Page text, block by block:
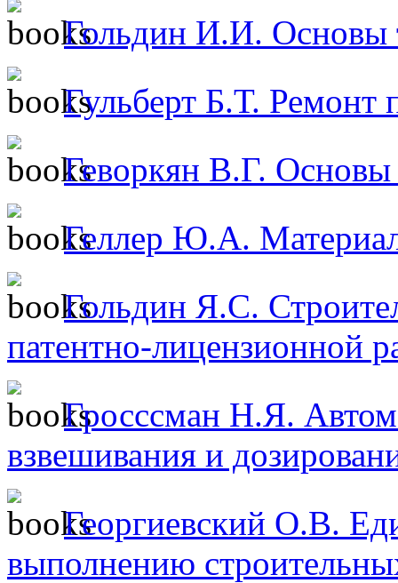
Гольдин И.И. Основы
Гульберт Б.Т. Ремонт
Геворкян В.Г. Основы
Геллер Ю.А.
Гольдин Я.С.
патентно-лицензионной
Гросссман Н.Я.
взвешивания и
Георгиевский О.В.
выполнению